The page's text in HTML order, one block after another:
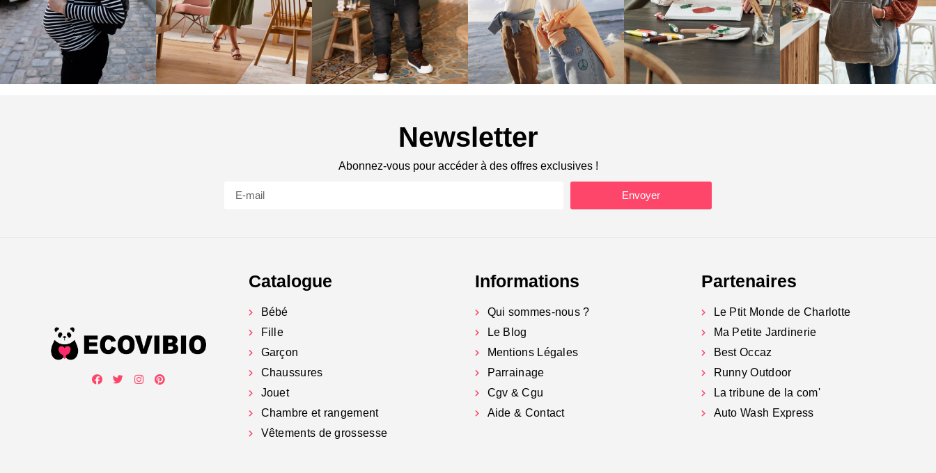
Newsletter
Abonnez-vous pour accéder à des offres exclusives !
Envoyer
Catalogue
Bébé
Fille
Garçon
Chaussures
Jouet
Chambre et rangement
Vêtements de grossesse
Informations
Qui sommes-nous ?
Le Blog
Mentions Légales
Parrainage
Cgv & Cgu
Aide & Contact
Partenaires
Le Ptit Monde de Charlotte
Ma Petite Jardinerie
Best Occaz
Runny Outdoor
La tribune de la com'
Auto Wash Express